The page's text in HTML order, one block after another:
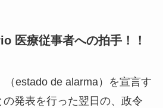
医療従事者への拍手！！
（estado de alarma）を宣言す
発表を行った翌日の、政令